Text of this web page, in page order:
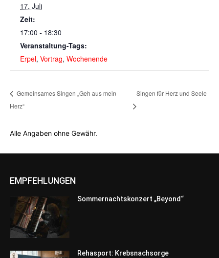
17. Juli
Zeit:
17:00 - 18:30
Veranstaltung-Tags:
Erpel, Vortrag, Wochenende
Gemeinsames Singen „Geh aus mein
Herz“
Singen für Herz und Seele
Alle Angaben ohne Gewähr.
EMPFEHLUNGEN
Sommernachtskonzert „Beyond“
Rehasport: Krebsnachsorge